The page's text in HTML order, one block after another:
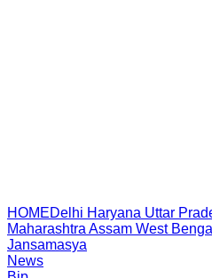
HOMEDelhi Haryana Uttar
Maharashtra Assam West Bengal
Jansamasya
News